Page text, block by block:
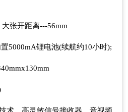
张开距离---56mm
5000mA锂电池(续航约10小时);